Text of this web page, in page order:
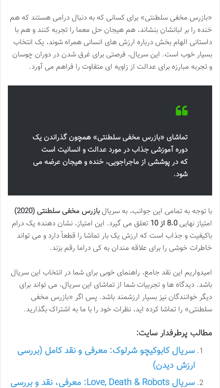
«بازرس مخفی سلطنتی» برای کسانی که به دنبال درامی هستند که هم
خنده را بر لبانشان بنشاند، هم هیجان حل معما را تجربه کنند و هم با
داستانی الهام بخش درباره ارزش های انسانی همراه شوند، یک انتخاب
بسیار خوب است. این سریال، فرصتی برای غرق شدن در دوران چوسان
و تجربه مبارزه برای عدالت از زاویه ای متفاوت را فراهم می آورد.
تماشای «بازرس مخفی سلطنتی» همچون گذراندن یک
دوره آموزشی جذاب در مورد عدالت و انسانیت است
که در پوششی از ماجراجویی، خنده و هیجان عرضه می
شود.
با توجه به تمامی این جوانب، به سریال بازرس مخفی سلطنتی (2020)
امتیاز نهایی 8.0 از 10
تعلق می گیرد. این امتیاز، نشان دهنده یک درام
باکیفیت و جذاب است که ارزش یک بار تماشا را قطعاً دارد و می تواند
خاطرات خوشی را برای علاقه مندان به کی دراما رقم بزند.
امیدواریم این نقد جامع، راهنمای خوبی برای شما در انتخاب این سریال
باشد. دیدگاه ها و تجربیات شما از تماشای این سریال، می تواند برای
دیگر خوانندگان نیز بسیار ارزشمند باشد. پس اگر «بازرس مخفی
سلطنتی» را تماشا کرده اید، نظرات خود را با ما به اشتراک بگذارید.
مطالب پرطرفدار سایت:
سریال کابوکیچو شرلوک: معرفی و نقد کامل (بررسی
ارزش دیدن)
سریال Love, Death & Robots: معرفی، نقد و بررسی